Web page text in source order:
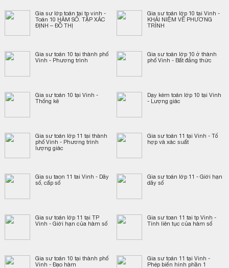
Gia sư lớp toán tại tp vinh -
Toán 10 HÀM SỐ. TẬP XÁC
ĐỊNH – ĐỒ THỊ
Gia sư toán lớp 10 tại Vinh -
KHÁI NIỆM VỀ PHƯƠNG
TRÌNH
Gia sư toán 10 tại thành phố
Vinh - Phương trình
Gia sư toán lớp 10 ở thành
phố Vinh - Bất đẳng thức
Gia sư toán 10 tại Vinh -
Thống kê
Dạy kèm toán lớp 10 tại Vinh
- Lượng giác
Gia sư toán lớp 11 tại thành
phố Vinh - Phương trình
lượng giác
Gia sư toán 11 tại Vinh - Tổ
hợp và xác suất
Gia su taon 11 tai Vinh - Dãy
số, cấp số
Gia sư toán lớp 11 - Giới hạn
dãy số
Gia sư toán lớp 11 tại TP
Vinh - Giới hạn của hàm số
Gia sư toan 11 tai tp Vinh -
Tính liên tục của hàm số
Gia sư toán 10 tại thành phố
Vinh - Đạo hàm
Gia sư toán 11 tại Vinh -
Phép biến hình phần 1